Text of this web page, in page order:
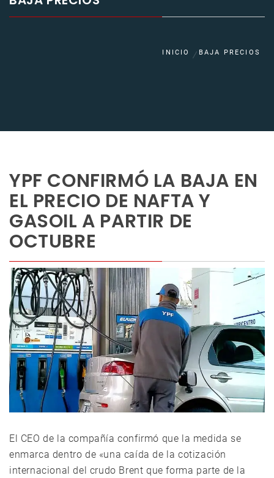
INICIO BAJA PRECIOS
YPF CONFIRMÓ LA BAJA EN
EL PRECIO DE NAFTA Y
GASOIL A PARTIR DE
OCTUBRE
El CEO de la compañía confirmó que la medida se
enmarca dentro de «una caída de la cotización
internacional del crudo Brent que forma parte de la